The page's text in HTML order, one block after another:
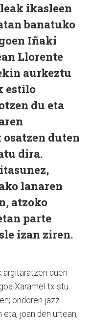
ikasleen
banatuko
Iñaki
Llorente
aurkeztu
estilo
du eta
duten
dira.
lanaren
atzoko
parte
izan ziren.
argitaratzen duen
Xaramel txistu
ondoren jazz
eta, joan den urtean,